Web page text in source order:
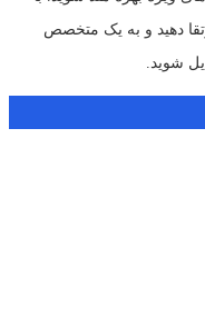
دهید و به یک متخصص
شوید.